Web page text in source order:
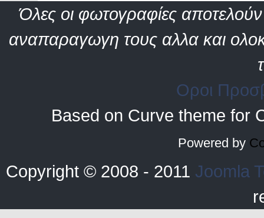
Όλες οι φωτογραφίες αποτελούν
αναπαραγωγη τους αλλα και
Οροι
Based on Curve theme for
Powered by
Copyright © 2008 - 2011 Joomla